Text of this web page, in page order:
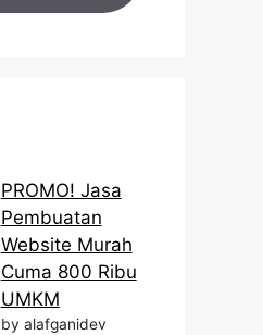
PROMO! Jasa
Pembuatan
Website Murah
Cuma 800 Ribu
UMKM
by alafganidev